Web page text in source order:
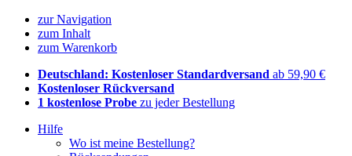
zur Navigation
zum Inhalt
zum Warenkorb
Deutschland: Kostenloser Standardversand ab 59,90 €
Kostenloser Rückversand
1 kostenlose Probe zu jeder Bestellung
Hilfe
Wo ist meine Bestellung?